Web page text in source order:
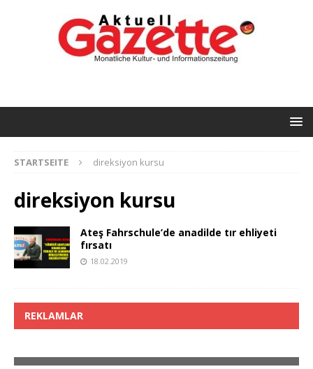
STARTSEITE direksiyon kursu
direksiyon kursu
Ateş Fahrschule’de anadilde tır ehliyeti
fırsatı
18.02.2019
REKLAMLAR